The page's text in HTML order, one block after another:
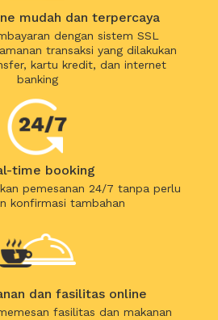
mudah dan terpercaya
dengan sistem SSL
transaksi yang dilakukan
kartu kredit, dan internet
banking
time booking
pemesanan 24/7 tanpa perlu
konfirmasi tambahan
dan fasilitas online
fasilitas dan makanan